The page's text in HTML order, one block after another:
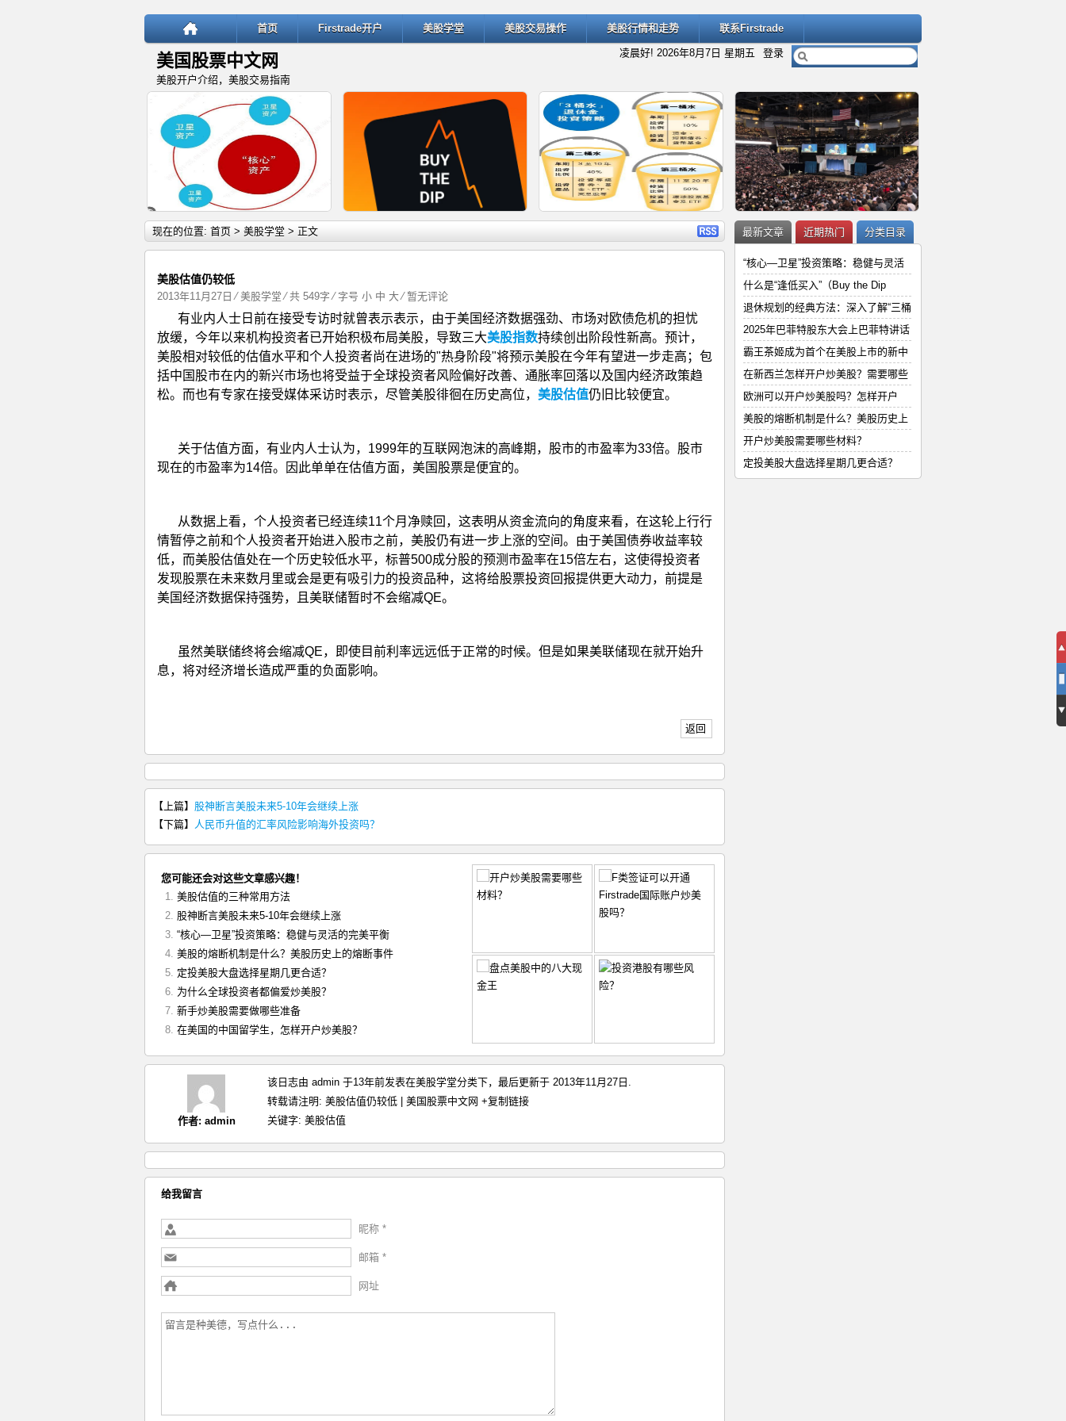
首页 Firstrade开户 美股学堂 美股交易操作 美股行情和走势 联系Firstrade
登录
凌晨好! 2026年8月7日 星期五
美国股票中文网
美股开户介绍，美股交易指南
详细内容
“核心—卫星”投资策略：稳健与
详细内容
什么是“逢低买入”（Buy the D
详细内容
退休规划的经典方法：深入了解“
详细内容
2025年巴菲特股东大会上巴菲特讲
现在的位置: 首页 > 美股学堂 > 正文
美股估值仍较低
2013年11月27日 ⁄美股学堂⁄ 共 549字 ⁄ 字号 小 中 大 ⁄暂无评论
有业内人士日前在接受专访时就曾表示表示，由于美国经济数据强劲、市场对欧债危机的担忧
放缓，今年以来机构投资者已开始积极布局美股，导致三大美股指数持续创出阶段性新高。预计，
美股相对较低的估值水平和个人投资者尚在进场的"热身阶段"将预示美股在今年有望进一步走高；包
括中国股市在内的新兴市场也将受益于全球投资者风险偏好改善、通胀率回落以及国内经济政策趋
松。而也有专家在接受媒体采访时表示，尽管美股徘徊在历史高位， 美股估值仍旧比较便宜。
关于估值方面，有业内人士认为，1999年的互联网泡沫的高峰期，股市的市盈率为33倍。股市
现在的市盈率为14倍。因此单单在估值方面，美国股票是便宜的。
从数据上看，个人投资者已经连续11个月净赎回，这表明从资金流向的角度来看，在这轮上行行
情暂停之前和个人投资者开始进入股市之前，美股仍有进一步上涨的空间。由于美国债券收益率较
低，而美股估值处在一个历史较低水平，标普500成分股的预测市盈率在15倍左右，这使得投资者
发现股票在未来数月里或会是更有吸引力的投资品种，这将给股票投资回报提供更大动力，前提是
美国经济数据保持强势，且美联储暂时不会缩减QE。
虽然美联储终将会缩减QE，即使目前利率远远低于正常的时候。但是如果美联储现在就开始升
息，将对经济增长造成严重的负面影响。
返回
【上篇】 股神断言美股未来5-10年会继续上涨
【下篇】 人民币升值的汇率风险影响海外投资吗？
您可能还会对这些文章感兴趣！
美股估值的三种常用方法
股神断言美股未来5-10年会继续上涨
“核心—卫星”投资策略：稳健与灵活的完美平衡
美股的熔断机制是什么？美股历史上的熔断事件
定投美股大盘选择星期几更合适？
为什么全球投资者都偏爱炒美股？
新手炒美股需要做哪些准备
在美国的中国留学生，怎样开户炒美股？
作者: admin
该日志由 admin 于13年前发表在美股学堂分类下，最后更新于 2013年11月27日.
转载请注明: 美股估值仍较低 | 美国股票中文网 +复制链接
关键字: 美股估值
给我留言
昵称 *
邮箱 *
网址
最新文章 近期热门 分类目录
“核心—卫星”投资策略：稳健与灵活
什么是“逢低买入”（Buy the Dip
退休规划的经典方法：深入了解“三桶
2025年巴菲特股东大会上巴菲特讲话
和
霸王茶姬成为首个在美股上市的新中
式
在新西兰怎样开户炒美股？需要哪些
材
欧洲可以开户炒美股吗？怎样开户
美股的熔断机制是什么？美股历史上
的
开户炒美股需要哪些材料？
定投美股大盘选择星期几更合适？